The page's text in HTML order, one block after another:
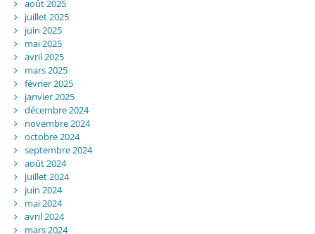
août 2025
juillet 2025
juin 2025
mai 2025
avril 2025
mars 2025
février 2025
janvier 2025
décembre 2024
novembre 2024
octobre 2024
septembre 2024
août 2024
juillet 2024
juin 2024
mai 2024
avril 2024
mars 2024